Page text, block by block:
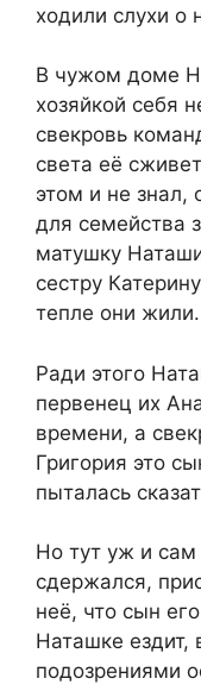
ходили слухи о
В чужом доме
хозяйкой себя
свекровь
света её
этом и не знал,
для семейства
матушку
сестру
тепле они жили.
Ради этого
первенец их
времени, а
Григория это
пыталась
Но тут уж и сам
сдержался,
неё, что сын
Наташке ездит,
подозрениями